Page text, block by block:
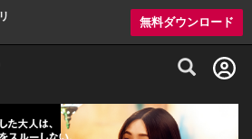
無料ダウンロード
グルメ情報・プレミアムレストラン予約